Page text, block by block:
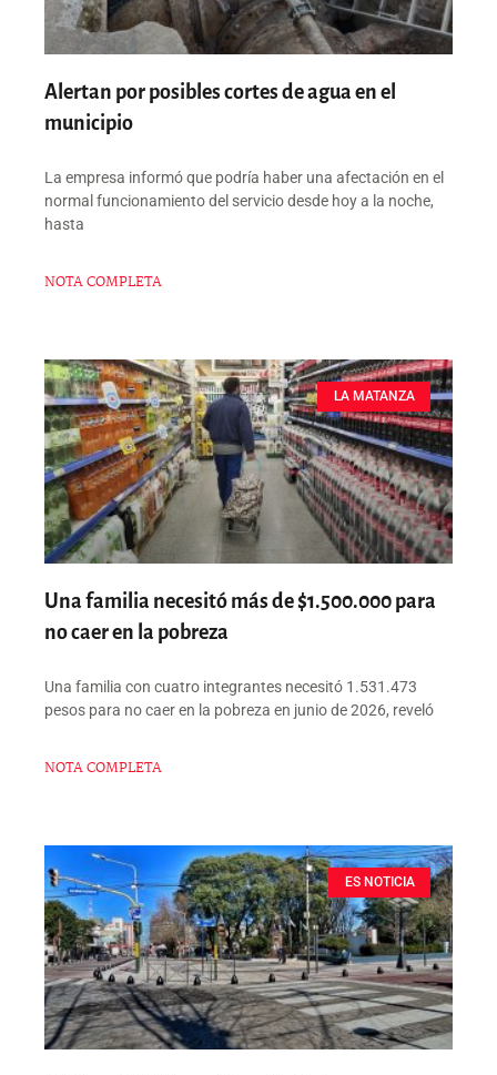
Alertan por posibles cortes de agua en el
municipio
La empresa informó que podría haber una afectación en el
normal funcionamiento del servicio desde hoy a la noche,
hasta
NOTA COMPLETA
LA MATANZA
Una familia necesitó más de $1.500.000 para
no caer en la pobreza
Una familia con cuatro integrantes necesitó 1.531.473
pesos para no caer en la pobreza en junio de 2026, reveló
NOTA COMPLETA
ES NOTICIA